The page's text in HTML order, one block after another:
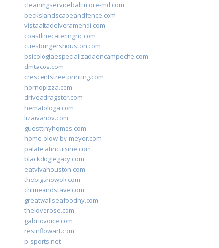
cleaningservicebaltimore-md.com
beckslandscapeandfence.com
vistaaltadelveramendi.com
coastlinecateringnc.com
cuesburgershouston.com
psicologiaespecializadaencampeche.com
dmtacos.com
crescentstreetprinting.com
hornopizza.com
driveadragster.com
hematologa.com
lizaivanov.com
guesttinyhomes.com
home-plow-by-meyer.com
palatelatincuisine.com
blackdoglegacy.com
eatvivahouston.com
thebigshowok.com
chimeandstave.com
greatwallseafoodny.com
theloverose.com
gabriovoice.com
resinflowart.com
p-sports.net